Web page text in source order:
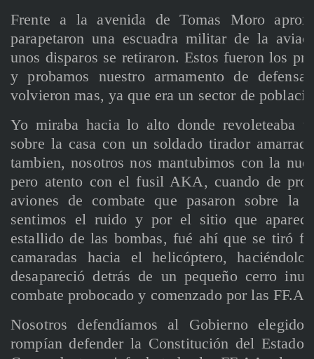
Frente a la avenida de Tomas Moro
parapetaron una escuadra militar de la
unos disparos se retiraron. Estos fueron los
y probamos nuestro armamento de
volvieron mas, ya que era un sector de
Yo miraba hacia lo alto donde revoleteaba
sobre la casa con un soldado tirador
tambien, nosotros nos mantubimos con la
pero atento con el fusil AKA, cuando de
aviones de combate que pasaron sobre la
sentimos el ruido y por el sitio que
estallido de las bombas, fué ahí que se tiró
camaradas hacia el helicóptero,
desapareció detrás de un pequeño cerro
combate probocado y comenzado por las
Nosotros defendíamos al Gobierno elegido
rompían defender la Constitución del Estado